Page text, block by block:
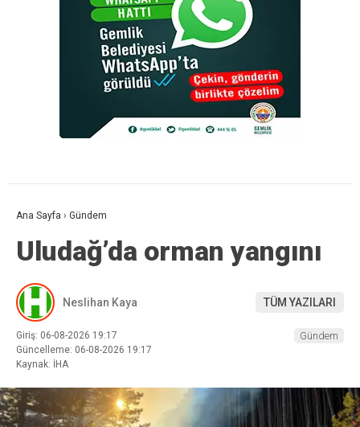
Ana Sayfa › Gündem
Uludağ’da orman yangını
Neslihan Kaya TÜM YAZILARI
Giriş: 06-08-2026 19:17
Güncelleme: 06-08-2026 19:17
Kaynak: İHA
Gündem